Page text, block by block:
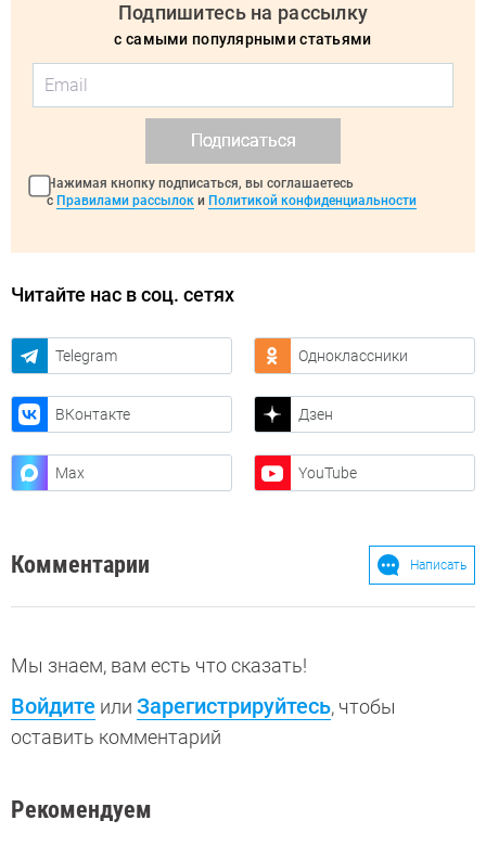
Подпишитесь на рассылку
с самыми популярными статьями
Подписаться
Нажимая кнопку подписаться, вы соглашаетесь
с Правилами рассылок и Политикой конфиденциальности
Читайте нас в соц. сетях
Telegram Одноклассники
ВКонтакте Дзен
Max YouTube
Комментарии Написать
Мы знаем, вам есть что сказать!
Войдите или Зарегистрируйтесь, чтобы
оставить комментарий
Рекомендуем